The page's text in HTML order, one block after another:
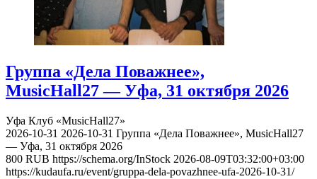
Группа «Дела Поважнее»,
MusicHall27 — Уфа, 31 октября 2026
Уфа Клуб «MusicHall27»
2026-10-31 2026-10-31 Группа «Дела Поважнее», MusicHall27
— Уфа, 31 октября 2026
800 RUB https://schema.org/InStock 2026-08-09T03:32:00+03:00
https://kudaufa.ru/event/gruppa-dela-povazhnee-ufa-2026-10-31/